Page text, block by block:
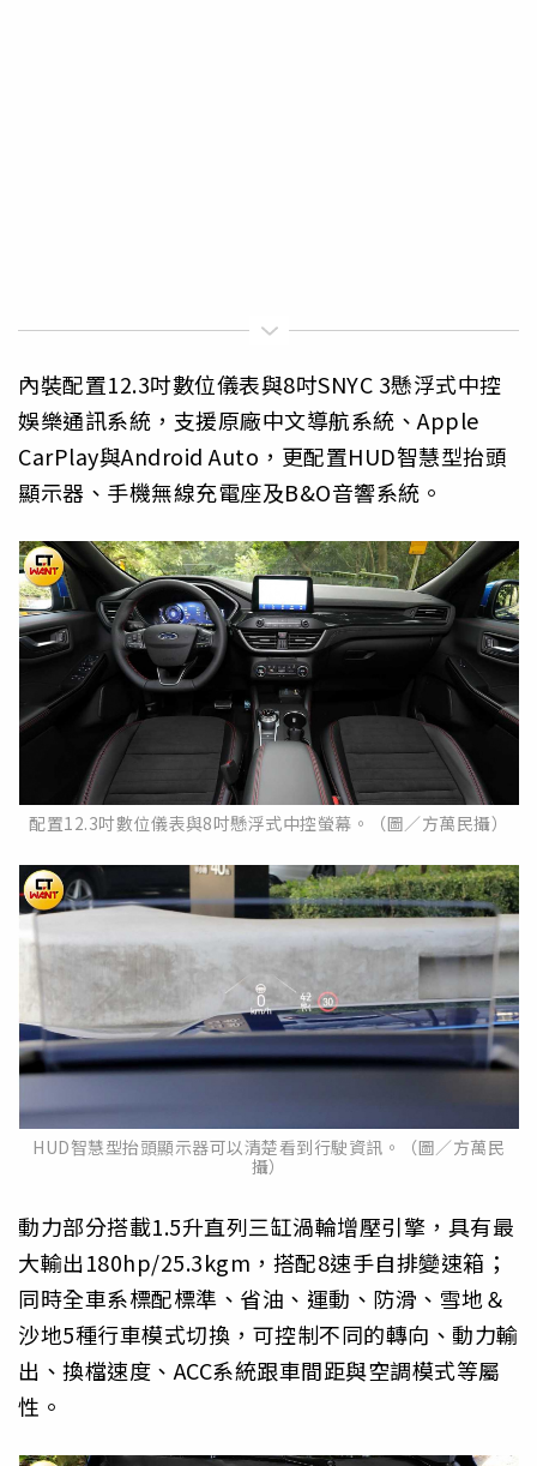
內裝配置12.3吋數位儀表與8吋SNYC 3懸浮式中控
娛樂通訊系統，支援原廠中文導航系統、Apple
CarPlay與Android Auto，更配置HUD智慧型抬頭
顯示器、手機無線充電座及B&O音響系統。
配置12.3吋數位儀表與8吋懸浮式中控螢幕。（圖／方萬民攝）
HUD智慧型抬頭顯示器可以清楚看到行駛資訊。（圖／方萬民
攝）
動力部分搭載1.5升直列三缸渦輪增壓引擎，具有最
大輸出180hp/25.3kgm，搭配8速手自排變速箱；
同時全車系標配標準、省油、運動、防滑、雪地＆
沙地5種行車模式切換，可控制不同的轉向、動力輸
出、換檔速度、ACC系統跟車間距與空調模式等屬
性。